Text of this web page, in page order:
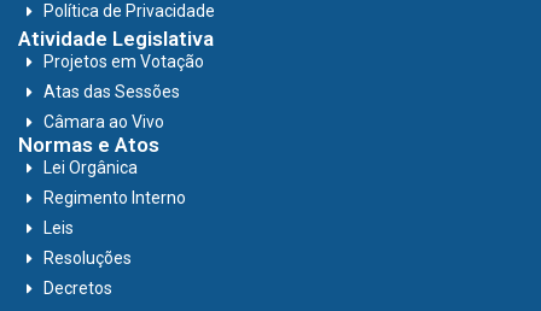
Política de Privacidade
Atividade Legislativa
Projetos em Votação
Atas das Sessões
Câmara ao Vivo
Normas e Atos
Lei Orgânica
Regimento Interno
Leis
Resoluções
Decretos